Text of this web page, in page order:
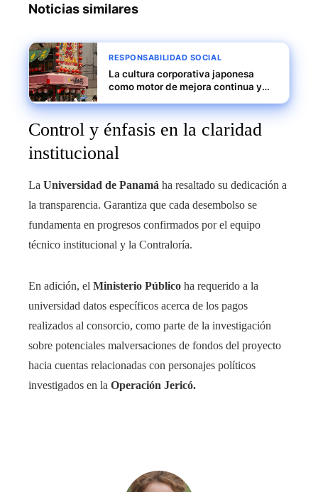
Noticias similares
RESPONSABILIDAD SOCIAL
La cultura corporativa japonesa
como motor de mejora continua y
Control y énfasis en la claridad
institucional
La Universidad de Panamá ha resaltado su dedicación a
la transparencia. Garantiza que cada desembolso se
fundamenta en progresos confirmados por el equipo
técnico institucional y la Contraloría.
En adición, el Ministerio Público ha requerido a la
universidad datos específicos acerca de los pagos
realizados al consorcio, como parte de la investigación
sobre potenciales malversaciones de fondos del proyecto
hacia cuentas relacionadas con personajes políticos
investigados en la Operación Jericó.